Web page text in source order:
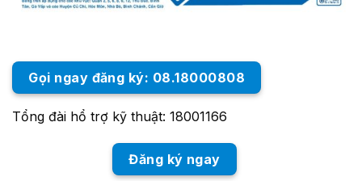
Gọi ngay đăng ký: 08.18000808
Tổng đài hổ trợ kỹ thuật: 18001166
Đăng ký ngay